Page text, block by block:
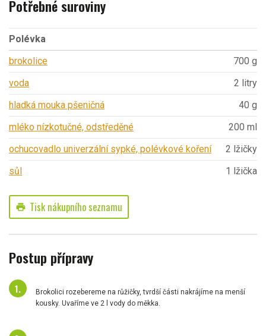
Potřebné suroviny
Polévka
brokolice
700 g
voda
2 litry
hladká mouka pšeničná
40 g
mléko nízkotučné, odstředěné
200 ml
ochucovadlo univerzální sypké, polévkové koření
2 lžičky
sůl
1 lžička
print Tisk nákupního seznamu
Postup přípravy
Brokolici rozebereme na růžičky, tvrdší části nakrájíme na menší
kousky. Uvaříme ve 2 l vody do měkka.